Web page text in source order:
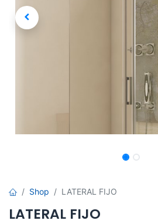
Shop LATERAL FIJO
LATERAL FIJO